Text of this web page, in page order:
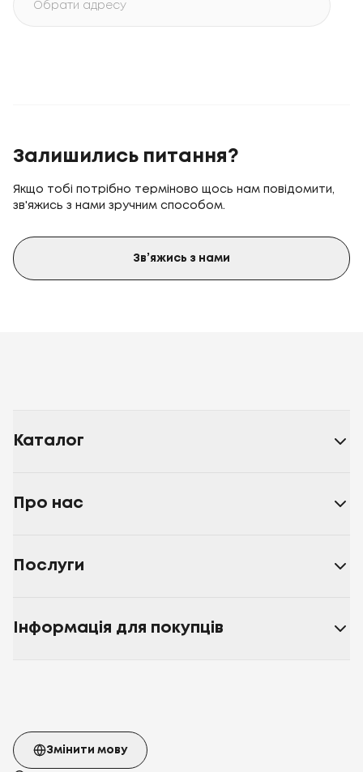
Обрати адресу
Залишились питання?
Якщо тобі потрібно терміново щось нам повідомити,
зв'яжись з нами зручним способом.
Зв’яжись з нами
Каталог
Про нас
Послуги
Інформація для покупців
Змінити мову